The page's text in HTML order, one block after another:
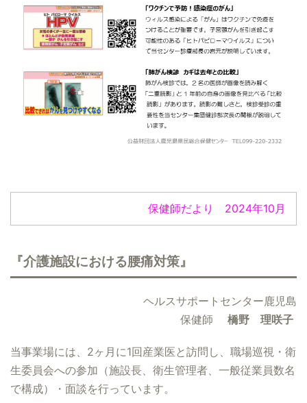
保健師だより 2024年10月
『介護施設における腰痛対策』
ヘルスサポートセンター鹿児島
保健師
橋野 理咲子
当事業場には、2ヶ月に1回産業医と訪問し、職場巡視・衛
生委員会への参加（施設長、衛生管理者、一般従業員数名
で構成）・面談を行っています。